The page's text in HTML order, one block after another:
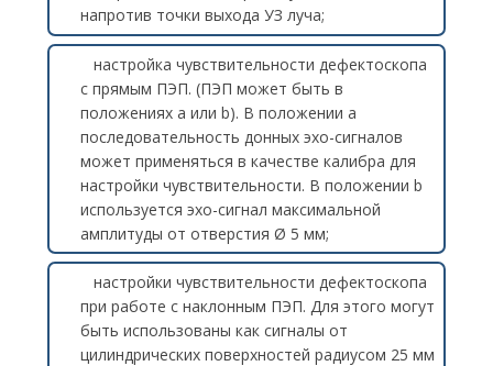
напротив точки выхода УЗ луча;
настройка чувствительности дефектоскопа
с прямым ПЭП. (ПЭП может быть в
положениях a или b). В положении a
последовательность донных эхо-сигналов
может применяться в качестве калибра для
настройки чувствительности. В положении b
используется эхо-сигнал максимальной
амплитуды от отверстия Ø 5 мм;
настройки чувствительности дефектоскопа
при работе с наклонным ПЭП. Для этого могут
быть использованы как сигналы от
цилиндрических поверхностей радиусом 25 мм